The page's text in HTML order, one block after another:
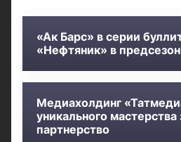
«Ак Барс» в серии
«Нефтяник» в
Медиахолдинг
уникального
партнерство